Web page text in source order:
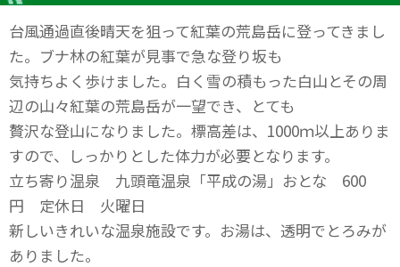
台風通過直後晴天を狙って紅葉の荒島岳に登ってきまし
た。ブナ林の紅葉が見事で急な登り坂も
気持ちよく歩けました。白く雪の積もった白山とその周
辺の山々紅葉の荒島岳が一望でき、とても
贅沢な登山になりました。標高差は、1000ｍ以上ありま
すので、しっかりとした体力が必要となります。
立ち寄り温泉 九頭竜温泉「平成の湯」おとな 600
円 定休日 火曜日
新しいきれいな温泉施設です。お湯は、透明でとろみが
ありました。